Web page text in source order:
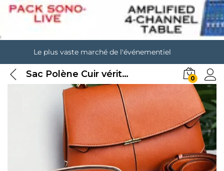
Le plus vaste marché de l'événementiel
Sac Polène Cuir véritable 0